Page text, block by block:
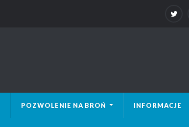
POZWOLENIE NA BROŃ INFORMACJE